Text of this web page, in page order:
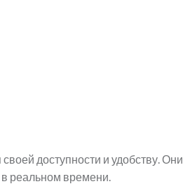
доступности и удобству. Они
реальном времени.